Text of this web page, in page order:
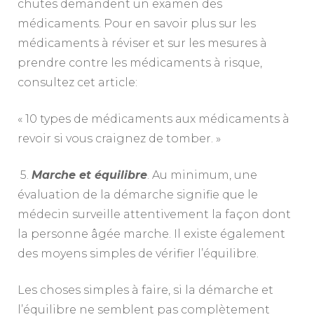
chutes demandent un examen des
médicaments. Pour en savoir plus sur les
médicaments à réviser et sur les mesures à
prendre contre les médicaments à risque,
consultez cet article:
« 10 types de médicaments aux médicaments à
revoir si vous craignez de tomber. »
5. Marche et équilibre. Au minimum, une
évaluation de la démarche signifie que le
médecin surveille attentivement la façon dont
la personne âgée marche. Il existe également
des moyens simples de vérifier l’équilibre.
Les choses simples à faire, si la démarche et
l’équilibre ne semblent pas complètement